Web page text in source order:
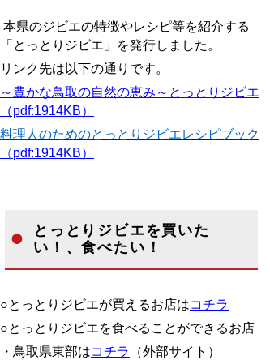
本県のジビエの特徴やレシピ等を紹介する
「とっとりジビエ」を発行しました。
リンク先は以下の通りです。
～豊かな鳥取の自然の恵み～とっとりジビエ
（pdf:1914KB）
料理人のためのとっとりジビエレシピブック
（pdf:1914KB）
とっとりジビエを買いた
い！、食べたい！
○とっとりジビエが買えるお店はコチラ
○とっとりジビエを食べることができるお店
・鳥取県東部はコチラ （外部サイト）